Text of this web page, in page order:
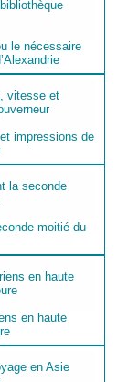
le nécessaire
impressions de
moitié du
en haute